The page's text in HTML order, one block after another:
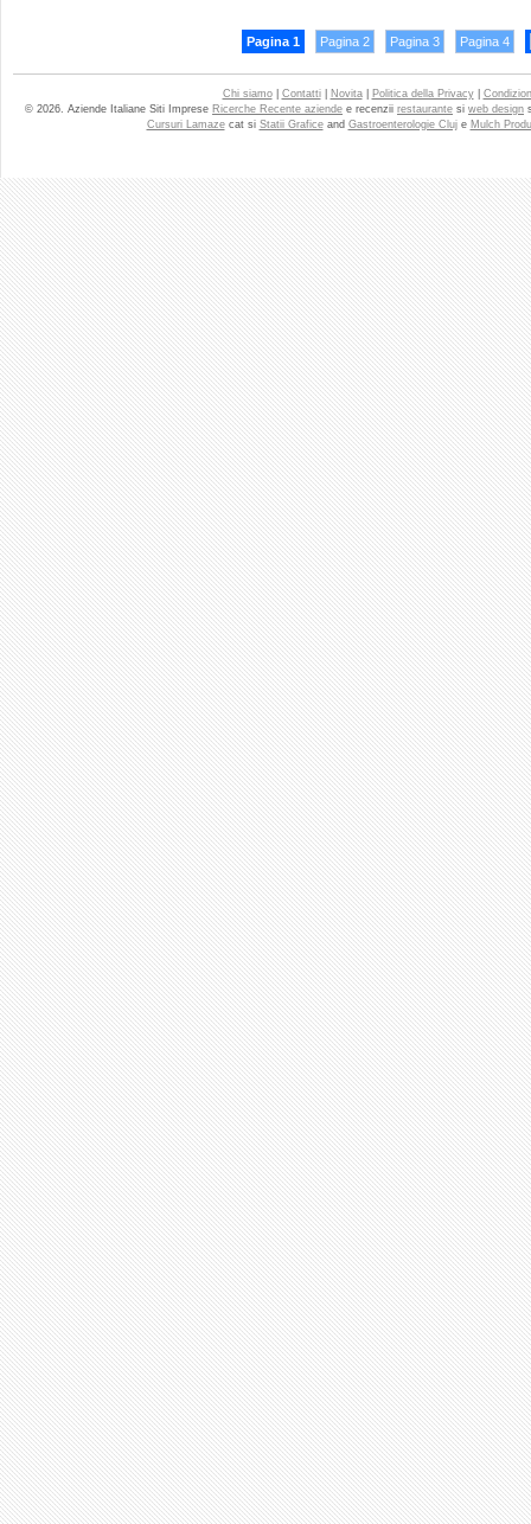
Pagina 1 Pagina 2 Pagina 3 Pagina 4
Chi siamo| Contatti| Novita| Politica della Privacy|
© 2026. Aziende Italiane Siti Imprese Ricerche Recente aziende e recenzii restaurante si web design
Cursuri Lamazecat si Statii Graficeand Gastroenterologie Cluje Mulch